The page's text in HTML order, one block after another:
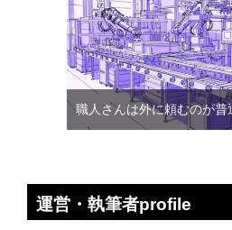
職人さんは外に頼むのが普
運営・執筆者profile